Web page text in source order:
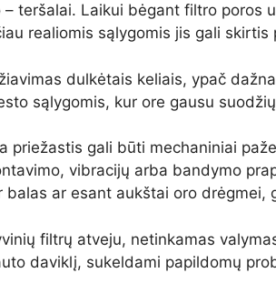
– teršalai. Laikui bėgant filtro poros
realiomis sąlygomis jis gali
dulkėtais keliais, ypač
sąlygomis, kur ore gausu
priežastis gali būti mechaniniai
vibracijų arba bandymo
balas ar esant aukštai oro
filtrų atveju, netinkamas
daviklį, sukeldami papildomų